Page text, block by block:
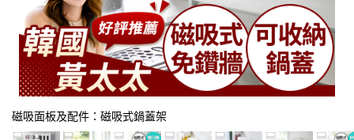
磁吸面板及配件：磁吸式鍋蓋架